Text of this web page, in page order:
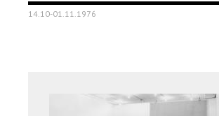
14.10-01.11.1976